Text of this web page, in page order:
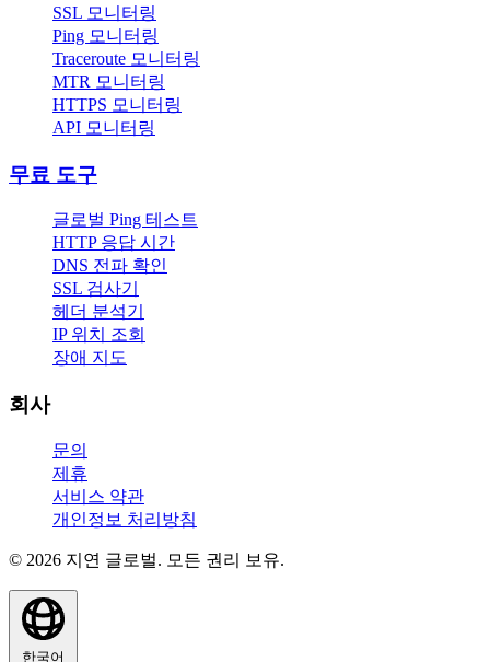
SSL 모니터링
Ping 모니터링
Traceroute 모니터링
MTR 모니터링
HTTPS 모니터링
API 모니터링
무료 도구
글로벌 Ping 테스트
HTTP 응답 시간
DNS 전파 확인
SSL 검사기
헤더 분석기
IP 위치 조회
장애 지도
회사
문의
제휴
서비스 약관
개인정보 처리방침
© 2026 지연 글로벌. 모든 권리 보유.
한국어